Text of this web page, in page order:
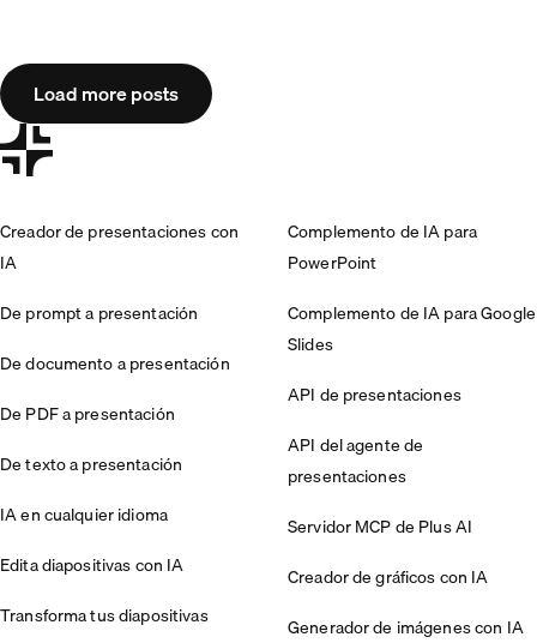
Load more posts
Creador de presentaciones con
IA
De prompt a presentación
De documento a presentación
De PDF a presentación
De texto a presentación
IA en cualquier idioma
Edita diapositivas con IA
Transforma tus diapositivas
Complemento de IA para
PowerPoint
Complemento de IA para Google
Slides
API de presentaciones
API del agente de
presentaciones
Servidor MCP de Plus AI
Creador de gráficos con IA
Generador de imágenes con IA